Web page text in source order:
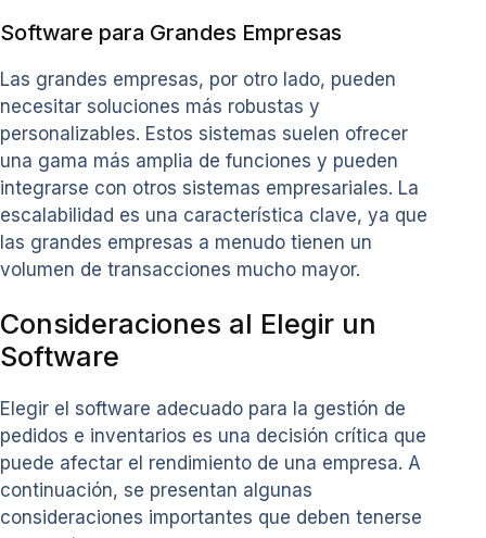
Software para Grandes Empresas
Las grandes empresas, por otro lado, pueden
necesitar soluciones más robustas y
personalizables. Estos sistemas suelen ofrecer
una gama más amplia de funciones y pueden
integrarse con otros sistemas empresariales. La
escalabilidad es una característica clave, ya que
las grandes empresas a menudo tienen un
volumen de transacciones mucho mayor.
Consideraciones al Elegir un
Software
Elegir el software adecuado para la gestión de
pedidos e inventarios es una decisión crítica que
puede afectar el rendimiento de una empresa. A
continuación, se presentan algunas
consideraciones importantes que deben tenerse